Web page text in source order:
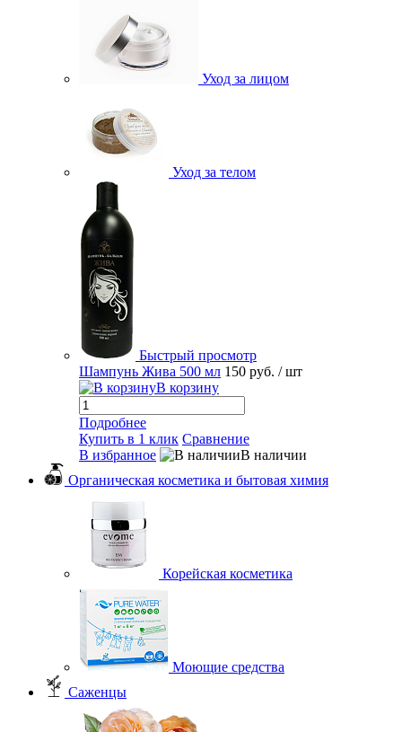
Уход за лицом
Уход за телом
Быстрый просмотр
Шампунь Жива 500 мл 150 руб. / шт
В корзину
Подробнее
Купить в 1 клик Сравнение
В избранное
В наличии
Органическая косметика и бытовая химия
Корейская косметика
Моющие средства
Саженцы